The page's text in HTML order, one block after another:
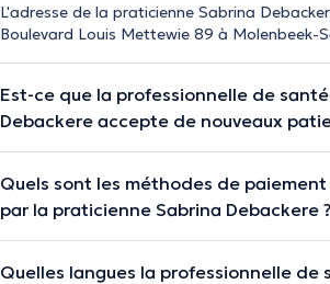
L'adresse de la praticienne Sabrina
Boulevard Louis Mettewie 89 à Molenbeek-
Est-ce que la professionnelle de
Debackere accepte de nouveaux
Quels sont les méthodes de
par la praticienne Sabrina Debackere ?
Quelles langues la professionnelle de